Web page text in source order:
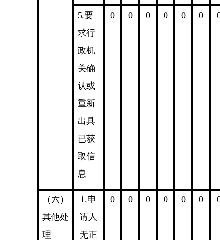
5.要
求行
政机
关确
认或
重新
出具
已获
取信
息
0 0 0 0 0 0
（六）
其他处
理
1.申
请人
无正
0 0 0 0 0 0